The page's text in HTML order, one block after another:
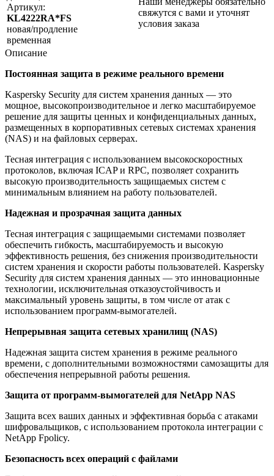
Артикул:
KL4222RA*FS
новая/продление
временная
свяжутся с вами и уточнят
условия заказа
Описание
Постоянная защита в режиме реального времени
Kaspersky Security для систем хранения данных — это
мощное, высокопроизводительное и легко масштабируемое
решение для защиты ценных и конфиденциальных данных,
размещенных в корпоративных сетевых системах хранения
(NAS) и на файловых серверах.
Тесная интеграция с использованием высокоскоростных
протоколов, включая ICAP и RPC, позволяет сохранить
высокую производительность защищаемых систем с
минимальным влиянием на работу пользователей.
Надежная и прозрачная защита данных
Тесная интеграция с защищаемыми системами позволяет
обеспечить гибкость, масштабируемость и высокую
эффективность решения, без снижения производительности
систем хранения и скорости работы пользователей. Kaspersky
Security для систем хранения данных — это инновационные
технологии, исключительная отказоустойчивость и
максимальный уровень защиты, в том числе от атак с
использованием программ-вымогателей.
Непрерывная защита сетевых хранилищ (NAS)
Надежная защита систем хранения в режиме реального
времени, с дополнительными возможностями самозащиты для
обеспечения непрерывной работы решения.
Защита от программ-вымогателей для NetApp NAS
Защита всех ваших данных и эффективная борьба с атаками
шифровальщиков, с использованием протокола интеграции с
NetApp Fpolicy.
Безопасность всех операций с файлами